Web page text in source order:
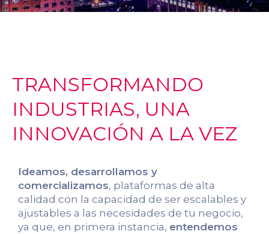
TRANSFORMANDO
INDUSTRIAS, UNA
INNOVACIÓN A LA VEZ
Ideamos, desarrollamos y
comercializamos, plataformas de alta
calidad con la capacidad de ser escalables y
ajustables a las necesidades de tu negocio,
ya que, en primera instancia, entendemos